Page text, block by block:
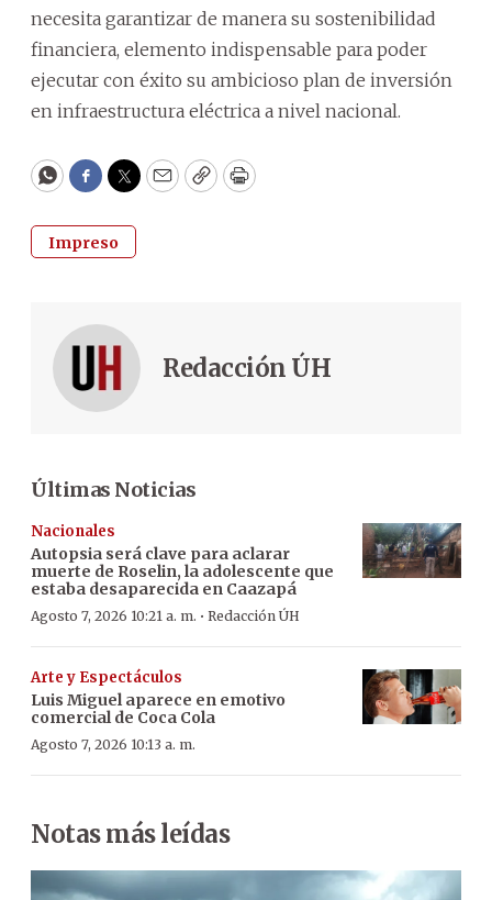
necesita garantizar de manera su sostenibilidad
financiera, elemento indispensable para poder
ejecutar con éxito su ambicioso plan de inversión
en infraestructura eléctrica a nivel nacional.
WhatsApp
Facebook
Twitter
EmailCopyPrint
Impreso
Redacción ÚH
Últimas Noticias
Nacionales
Autopsia será clave para aclarar
muerte de Roselin, la adolescente que
estaba desaparecida en Caazapá
Agosto 7, 2026 10:21 a. m. · Redacción ÚH
Arte y Espectáculos
Luis Miguel aparece en emotivo
comercial de Coca Cola
Agosto 7, 2026 10:13 a. m.
Notas más leídas